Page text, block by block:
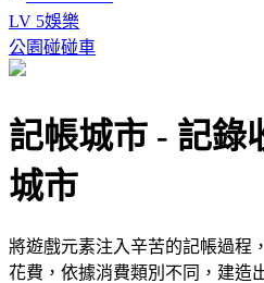
LV 5娛樂
公園碰碰車
記帳城市 - 記錄
城市
將遊戲元素注入辛苦的記帳過程
花費，依據消費類別不同，建造